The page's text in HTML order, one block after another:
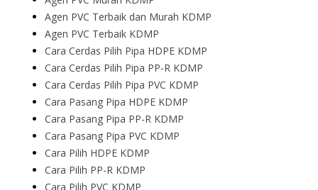
Agen PVC Terbaik dan Murah KDMP
Agen PVC Terbaik KDMP
Cara Cerdas Pilih Pipa HDPE KDMP
Cara Cerdas Pilih Pipa PP-R KDMP
Cara Cerdas Pilih Pipa PVC KDMP
Cara Pasang Pipa HDPE KDMP
Cara Pasang Pipa PP-R KDMP
Cara Pasang Pipa PVC KDMP
Cara Pilih HDPE KDMP
Cara Pilih PP-R KDMP
Cara Pilih PVC KDMP